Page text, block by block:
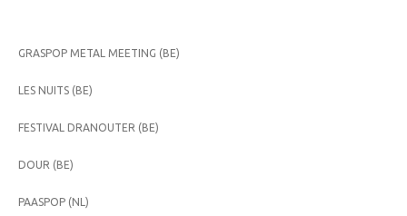
GRASPOP METAL MEETING (BE)
LES NUITS (BE)
FESTIVAL DRANOUTER (BE)
DOUR (BE)
PAASPOP (NL)